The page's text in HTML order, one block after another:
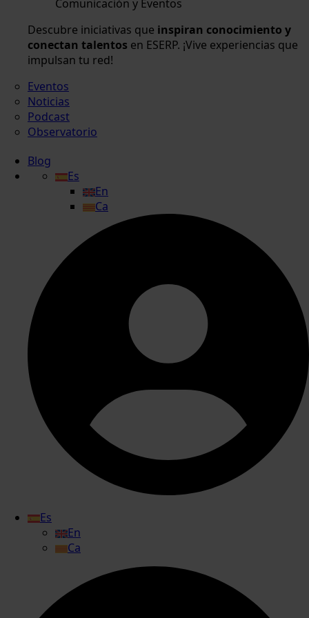
Comunicación y Eventos
Descubre iniciativas que inspiran conocimiento y
conectan talentos en ESERP. ¡Vive experiencias que
impulsan tu red!
Eventos
Noticias
Podcast
Observatorio
Blog
Es
En
Ca
Es
En
Ca